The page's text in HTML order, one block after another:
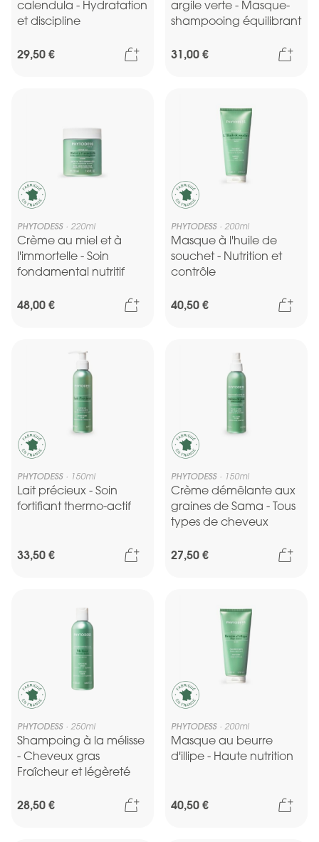
calendula - Hydratation
et discipline
29,50 € Ajouter au panier
argile verte - Masque-
shampooing équilibrant
31,00 €
PHYTODESS 220ml
Crème au miel et à
l'immortelle - Soin
fondamental nutritif
48,00 € Ajouter au panier
PHYTODESS 200ml
Masque à l'huile de
souchet - Nutrition et
contrôle
40,50 €
PHYTODESS 150ml
Lait précieux - Soin
fortifiant thermo-actif
33,50 € Ajouter au panier
PHYTODESS 150ml
Crème démêlante aux
graines de Sama - Tous
types de cheveux
27,50 €
PHYTODESS 250ml
Shampoing à la mélisse
- Cheveux gras
Fraîcheur et légèreté
28,50 € Ajouter au panier
PHYTODESS 200ml
Masque au beurre
d'illipe - Haute nutrition
40,50 €